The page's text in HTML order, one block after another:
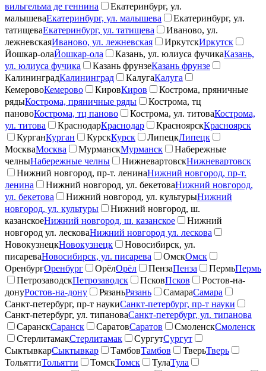
вильгельма де геннина
Екатеринбург, ул.
малышеваЕкатеринбург, ул. малышева
Екатеринбург, ул.
татищеваЕкатеринбург, ул. татищева
Иваново, ул.
лежневскаяИваново, ул. лежневская ИркутскИркутск
Йошкар-олаЙошкар-ола Казань, ул. юлиуса фучикаКазань,
ул. юлиуса фучика
Казань фрунзеКазань фрунзе
КалининградКалининград КалугаКалуга
КемеровоКемерово КировКиров
Кострома, пряничные
рядыКострома, пряничные ряды
Кострома, тц
пановоКострома, тц паново Кострома, ул. титоваКострома,
ул. титова
КраснодарКраснодар КрасноярскКрасноярск
КурганКурган КурскКурск ЛипецкЛипецк
МоскваМосква МурманскМурманск
Набережные
челныНабережные челны НижневартовскНижневартовск
Нижний новгород, пр-т. ленинаНижний новгород, пр-т.
ленина
Нижний новгород, ул. бекетоваНижний новгород,
ул. бекетова
Нижний новгород, ул. культурыНижний
новгород, ул. культуры
Нижний новгород, ш.
казанскоеНижний новгород, ш. казанское
Нижний
новгород ул. лесковаНижний новгород ул. лескова
НовокузнецкНовокузнецк
Новосибирск, ул.
писареваНовосибирск, ул. писарева ОмскОмск
ОренбургОренбург ОрёлОрёл ПензаПенза ПермьПермь
ПетрозаводскПетрозаводск ПсковПсков
Ростов-на-
донуРостов-на-дону РязаньРязань СамараСамара
Санкт-петербург, пр-т наукиСанкт-петербург, пр-т науки
Санкт-петербург, ул. типановаСанкт-петербург, ул. типанова
СаранскСаранск СаратовСаратов СмоленскСмоленск
СтерлитамакСтерлитамак СургутСургут
СыктывкарСыктывкар ТамбовТамбов ТверьТверь
ТольяттиТольятти ТомскТомск ТулаТула